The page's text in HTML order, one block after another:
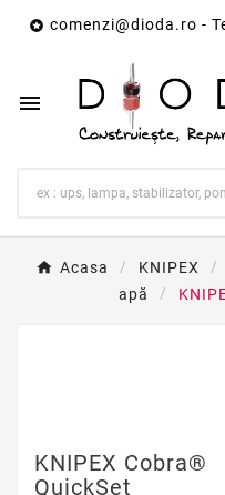
 comenzi@dioda.ro -

Acasa KNIPEX
apă
KNIPEX Cobra®
QuickSet